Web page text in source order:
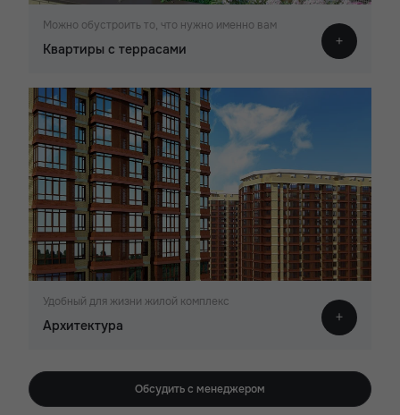
Можно обустроить то, что нужно именно вам
Квартиры с террасами
Удобный для жизни жилой комплекс
Архитектура
Обсудить с менеджером